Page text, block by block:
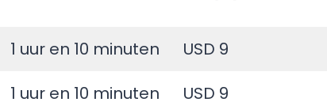
1 uur en 10 minuten
USD 9
1 uur en 10 minuten USD 9